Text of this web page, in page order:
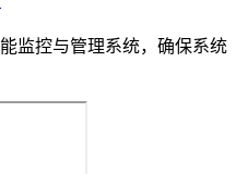
监控与管理系统，确保系统